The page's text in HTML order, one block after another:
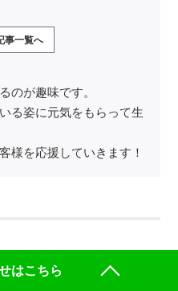
はこちら
事一覧へ
のが趣味です。
る姿に元気をもらって生
様を応援していきます！
は無料です。